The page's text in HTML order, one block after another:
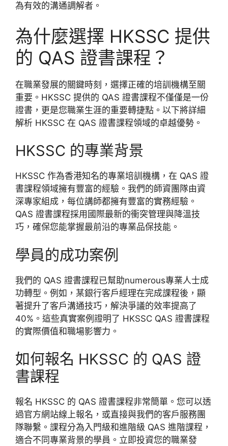
為有效的溝通調解者。
為什麼選擇 HKSSC 提供
的 QAS 證書課程？
在職業發展的關鍵時刻，選擇正確的培訓機構至關
重要。HKSSC 提供的 QAS 證書課程不僅僅是一份
證書，更是您職業生涯的重要轉捷點。以下將詳細
解析 HKSSC 在 QAS 證書課程領域的卓越優勢。
HKSSC 的專業背景
HKSSC 作為香港知名的專業培訓機構，在 QAS 證
書課程領域擁有豐富的經驗。我們的師資團隊由資
深專家組成，每位講師都擁有豐富的實務經驗。
QAS 證書課程採用國際最新的衝突管理與降溫技
巧，確保您能掌握最前沿的專業品保技能。
學員的成功案例
我們的 QAS 證書課程已幫助numerous專業人士成
功轉型。例如，某銀行客戶經理在完成課程後，顯
著提升了客戶溝通技巧，解決爭議的效率提高了
40%。這些真實案例證明了 HKSSC QAS 證書課程
的實際價值和職場影響力。
如何報名 HKSSC 的 QAS 證
書課程
報名 HKSSC 的 QAS 證書課程非常簡單。您可以透
過官方網站線上報名，或直接與我們的客戶服務團
隊聯繫。課程分為入門級和進階級 QAS 進階課程，
適合不同專業背景的學員。立即投資您的職業發